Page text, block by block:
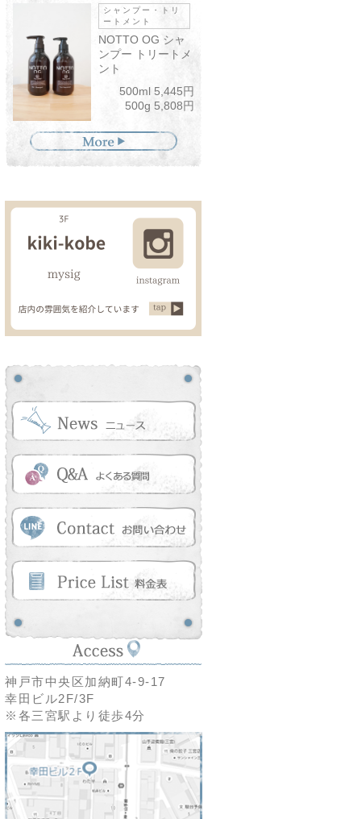
シャンプー・トリ
ートメント
NOTTO OG シャ
ンプー トリートメ
ント
500ml 5,445円
500g 5,808円
神戸市中央区加納町4-9-17
幸田ビル2F/3F
※各三宮駅より徒歩4分